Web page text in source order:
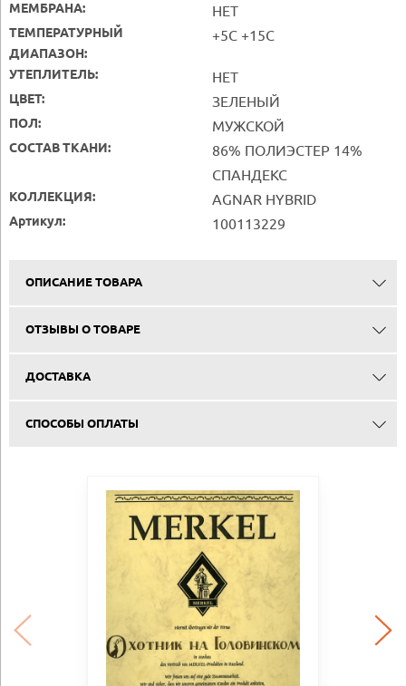
МЕМБРАНА: НЕТ
ТЕМПЕРАТУРНЫЙ
ДИАПАЗОН:
+5С +15С
УТЕПЛИТЕЛЬ: НЕТ
ЦВЕТ: ЗЕЛЕНЫЙ
ПОЛ: МУЖСКОЙ
СОСТАВ ТКАНИ:
86% ПОЛИЭСТЕР 14%
СПАНДЕКС
КОЛЛЕКЦИЯ: AGNAR HYBRID
Артикул: 100113229
ОПИСАНИЕ ТОВАРА
ОТЗЫВЫ О ТОВАРЕ
ДОСТАВКА
СПОСОБЫ ОПЛАТЫ